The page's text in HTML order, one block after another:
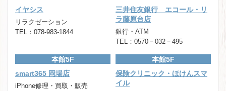
イヤシス
リラクゼーション
TEL：078-983-1844
三井住友銀行 エコール・リ
ラ藤原台店
銀行・ATM
TEL：0570－032－495
本館5F
smart365 岡場店
iPhone修理・買取・販売
本館5F
保険クリニック・ほけんスマ
イル